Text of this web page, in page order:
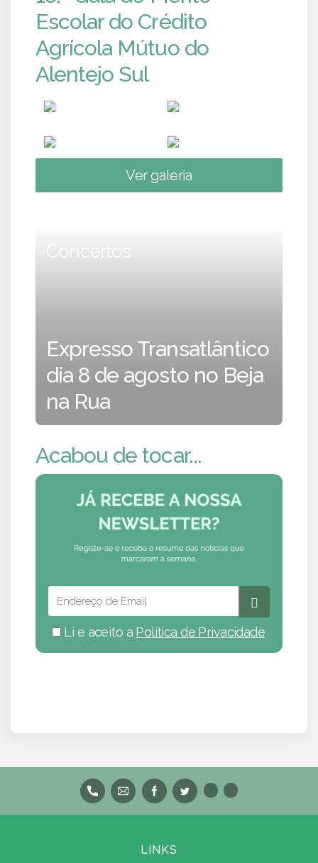
Escolar do Crédito
Agrícola Mútuo do
Alentejo Sul
Ver galeria
Concertos
Expresso Transatlântico
dia 8 de agosto no Beja
na Rua
Acabou de tocar...
Li e aceito a Política de Privacidade
LINKS